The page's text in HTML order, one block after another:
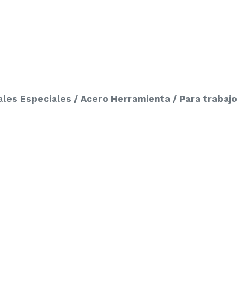
Especiales / Acero Herramienta / Para trabajo